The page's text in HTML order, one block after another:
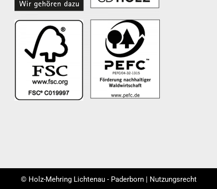
© Holz-Mehring Lichtenau - Paderborn | Nutzungsrecht